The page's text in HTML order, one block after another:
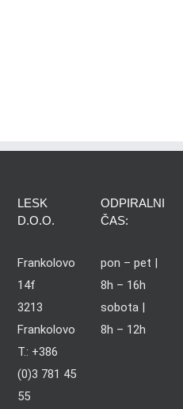
LESK
D.O.O.
Frankolovo
14f
3213
Frankolovo
T.: +386
(0)3 781 45
55
ODPIRALNI
ČAS:
pon – pet |
8h – 16h
sobota |
8h – 12h